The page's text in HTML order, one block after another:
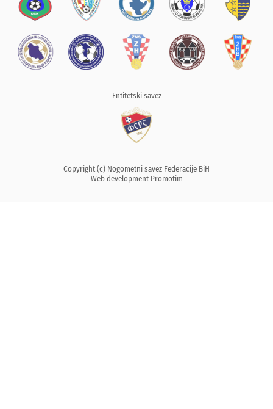
Entitetski savez
Copyright (c) Nogometni savez Federacije BiH
Web development Promotim